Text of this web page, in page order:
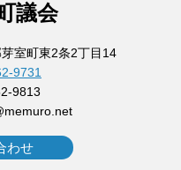
議会
室町東2条2丁目14
9731
9813
わせ